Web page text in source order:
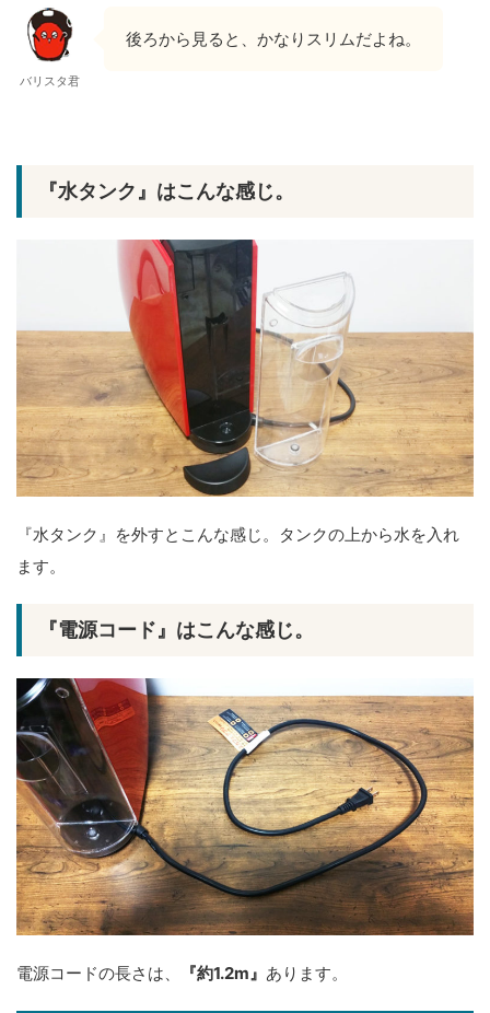
バリスタ君
後ろから見ると、かなりスリムだよね。
『水タンク』はこんな感じ。
『水タンク』を外すとこんな感じ。タンクの上から水を入れ
ます。
『電源コード』はこんな感じ。
電源コードの長さは、 『約1.2m』 あります。